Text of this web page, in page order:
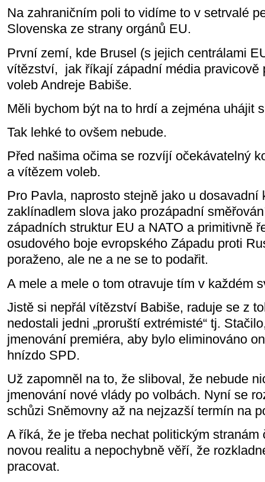
Na zahraničním poli to vidíme to v setrvalé
Slovenska ze strany orgánů EU.
První zemí, kde Brusel (s jejich centrálami
vítězství, jak říkají západní média pravicově
voleb Andreje Babiše.
Měli bychom být na to hrdí a zejména uhájit
Tak lehké to ovšem nebude.
Před našima očima se rozvíjí očekávatelný
a vítězem voleb.
Pro Pavla, naprosto stejně jako u dosavadní
zaklínadlem slova jako prozápadní
západních struktur EU a NATO a primitivně
osudového boje evropského Západu proti
poraženo, ale ne a ne se to podařit.
A mele a mele o tom otravuje tím v každém
Jistě si nepřál vítězství Babiše, raduje se z
nedostali jedni „proruští extrémisté“ tj.
jmenování premiéra, aby bylo eliminováno
hnízdo SPD.
Už zapomněl na to, že sliboval, že nebude
jmenování nové vlády po volbách. Nyní se
schůzi Sněmovny až na nejzazší termín na
A říká, že je třeba nechat politickým stranám
novou realitu a nepochybně věří, že
pracovat.